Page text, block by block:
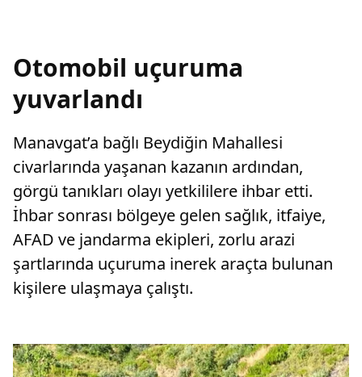
Otomobil uçuruma
yuvarlandı
Manavgat’a bağlı Beydiğin Mahallesi
civarlarında yaşanan kazanın ardından,
görgü tanıkları olayı yetkililere ihbar etti.
İhbar sonrası bölgeye gelen sağlık, itfaiye,
AFAD ve jandarma ekipleri, zorlu arazi
şartlarında uçuruma inerek araçta bulunan
kişilere ulaşmaya çalıştı.